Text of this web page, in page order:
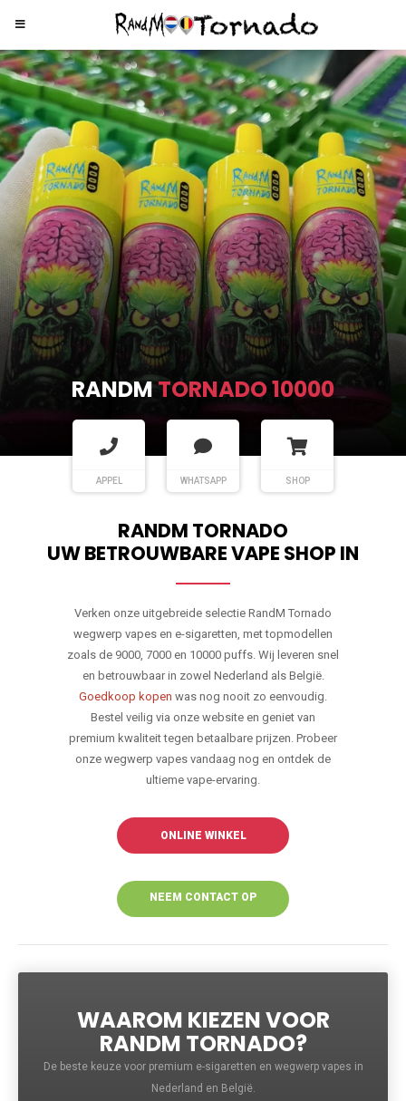
RANDMTORNADO 9000
APPEL WHATSAPP SHOP
RANDM TORNADO
UW BETROUWBARE VAPE SHOP IN
Verken onze uitgebreide selectie RandM Tornado
wegwerp vapes en e-sigaretten, met topmodellen
zoals de 9000, 7000 en 10000 puffs. Wij leveren snel
en betrouwbaar in zowel Nederland als België.
Goedkoop kopen was nog nooit zo eenvoudig.
Bestel veilig via onze website en geniet van
premium kwaliteit tegen betaalbare prijzen. Probeer
onze wegwerp vapes vandaag nog en ontdek de
ultieme vape-ervaring.
ONLINE WINKEL
NEEM CONTACT OP
WAAROM KIEZEN VOOR
RANDM TORNADO?
De beste keuze voor premium e-sigaretten en wegwerp vapes in
Nederland en België.